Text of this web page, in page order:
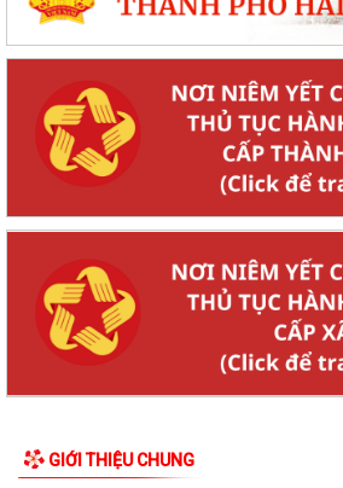
GIỚI THIỆU CHUNG